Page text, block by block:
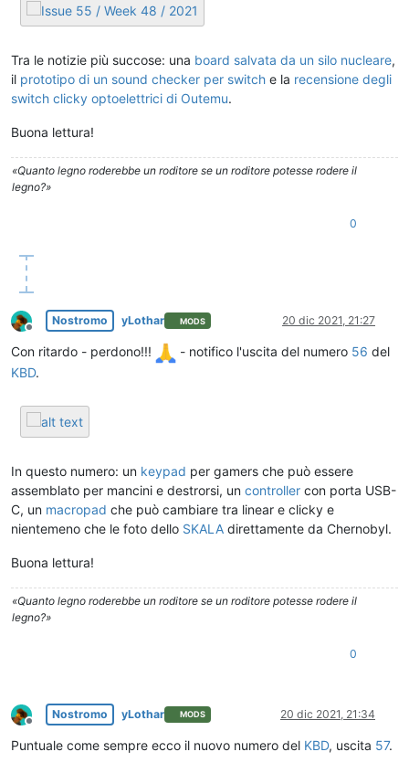
Tra le notizie più succose: una board salvata da un silo nucleare,
il prototipo di un sound checker per switch e la recensione degli
switch clicky optoelettrici di Outemu.
Buona lettura!
«Quanto legno roderebbe un roditore se un roditore potesse rodere il
legno?»
0
Non in linea
Nostromo yLothar MODS 20 dic 2021, 21:27
Con ritardo - perdono!!! - notifico l'uscita del numero 56 del
KBD.
In questo numero: un keypad per gamers che può essere
assemblato per mancini e destrorsi, un controller con porta USB-
C, un macropad che può cambiare tra linear e clicky e
nientemeno che le foto dello SKALA direttamente da Chernobyl.
Buona lettura!
«Quanto legno roderebbe un roditore se un roditore potesse rodere il
legno?»
0
Non in linea
Nostromo yLothar MODS 20 dic 2021, 21:34
Puntuale come sempre ecco il nuovo numero del KBD, uscita 57.